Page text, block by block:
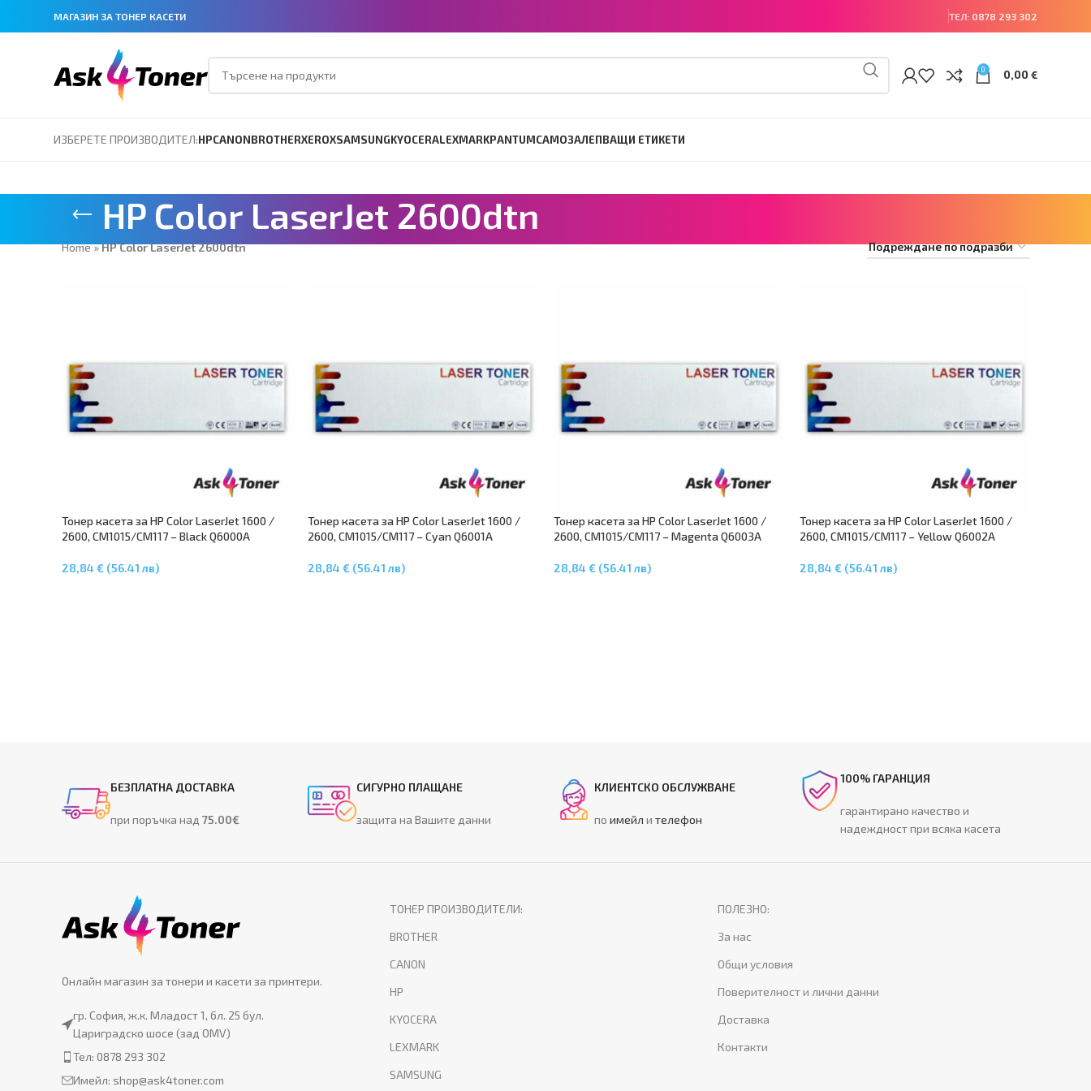
МАГАЗИН ЗА ТОНЕР КАСЕТИ ТЕЛ: 0878 293 302
0 0,00 €
ИЗБЕРЕТЕ ПРОИЗВОДИТЕЛ:HPCANONBROTHERXEROXSAMSUNGKYOCERALEXMARKPANTUMСАМОЗАЛЕПВАЩИ ЕТИКЕТИ
HP Color LaserJet 2600dtn
Home»HP Color LaserJet 2600dtn
Тонер касета за HP Color LaserJet 1600 /
2600, CM1015/CM117 – Black Q6000A
28,84 € (56.41 лв)
Тонер касета за HP Color LaserJet 1600 /
2600, CM1015/CM117 – Cyan Q6001A
28,84 € (56.41 лв)
Тонер касета за HP Color LaserJet 1600 /
2600, CM1015/CM117 – Magenta Q6003A
28,84 € (56.41 лв)
Тонер касета за HP Color LaserJet 1600 /
2600, CM1015/CM117 – Yellow Q6002A
28,84 € (56.41 лв)
БЕЗПЛАТНА ДОСТАВКА
при поръчка над 75.00€
СИГУРНО ПЛАЩАНЕ
защита на Вашите данни
КЛИЕНТСКО ОБСЛУЖВАНЕ
по имейл и телефон
100% ГАРАНЦИЯ
гарантирано качество и
надеждност при всяка касета
Онлайн магазин за тонери и касети за принтери.
гр. София, ж.к. Младост 1, бл. 25 бул.
Цариградско шосе (зад OMV)
Тел: 0878 293 302
Имейл: shop@ask4toner.com
ТОНЕР ПРОИЗВОДИТЕЛИ:
BROTHER
CANON
HP
KYOCERA
LEXMARK
SAMSUNG
ПОЛЕЗНО:
За нас
Общи условия
Поверителност и лични данни
Доставка
Контакти